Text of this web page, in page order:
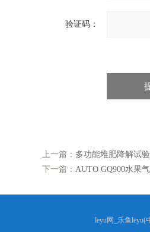
验证码：
上一篇： 多功能堆肥降解试
下一篇： AUTO GQ900水果
leyu网_乐鱼leyu(